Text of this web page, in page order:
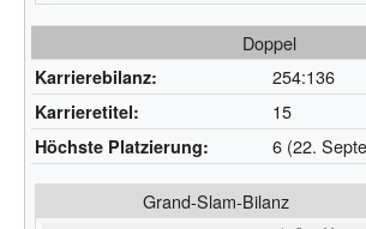
Doppel
Karrierebilanz: 254:136
Karrieretitel: 15
Höchste Platzierung: 6 (22.
Grand-Slam-Bilanz